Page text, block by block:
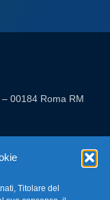
Titolare del
00184 Roma RM